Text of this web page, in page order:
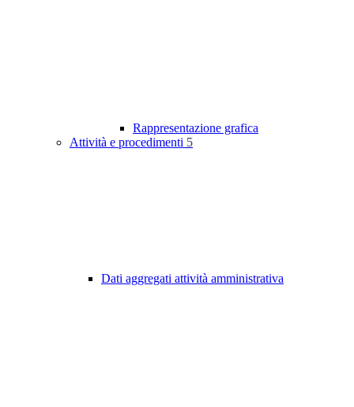
Rappresentazione grafica
Attività e procedimenti 5
Dati aggregati attività amministrativa